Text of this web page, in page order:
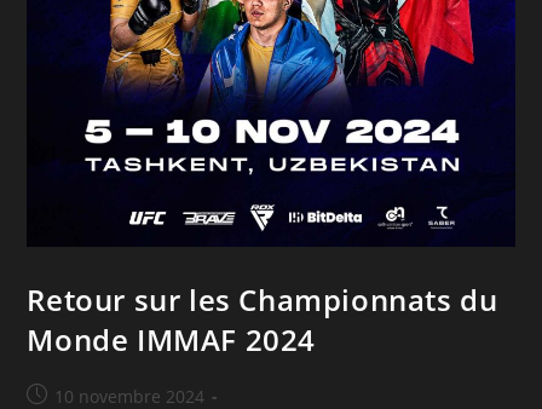
Retour sur les Championnats du
Monde IMMAF 2024
10 novembre 2024